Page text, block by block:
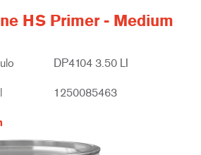
HS Primer - Medium
DP4104 3.50 LI
1250085463